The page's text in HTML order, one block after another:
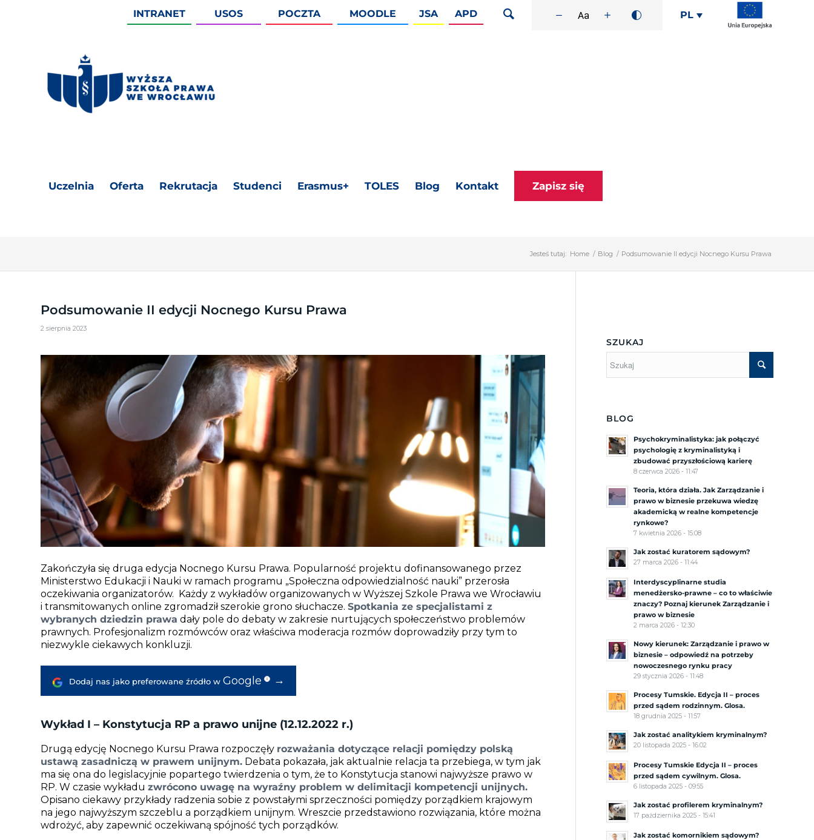
INTRANET USOS POCZTA MOODLE JSA APD PL
Uczelnia Oferta Rekrutacja Studenci Erasmus+ TOLES Blog Kontakt Zapisz się
Jesteś tutaj: Home / Blog / Podsumowanie II edycji Nocnego Kursu Prawa
Podsumowanie II edycji Nocnego Kursu Prawa
2 sierpnia 2023
Zakończyła się druga edycja Nocnego Kursu Prawa. Popularność projektu dofinansowanego przez
Ministerstwo Edukacji i Nauki w ramach programu „Społeczna odpowiedzialność nauki” przerosła
oczekiwania organizatorów. Każdy z wykładów organizowanych w Wyższej Szkole Prawa we Wrocławiu
i transmitowanych online zgromadził szerokie grono słuchacze. Spotkania ze specjalistami z
wybranych dziedzin prawa dały pole do debaty w zakresie nurtujących społeczeństwo problemów
prawnych. Profesjonalizm rozmówców oraz właściwa moderacja rozmów doprowadziły przy tym to
niezwykle ciekawych konkluzji.
Dodaj nas jako preferowane źródło w Google i →
Wykład I – Konstytucja RP a prawo unijne (12.12.2022 r.)
Drugą edycję Nocnego Kursu Prawa rozpoczęły rozważania dotyczące relacji pomiędzy polską
ustawą zasadniczą w prawem unijnym. Debata pokazała, jak aktualnie relacja ta przebiega, w tym jak
ma się ona do legislacyjnie popartego twierdzenia o tym, że to Konstytucja stanowi najwyższe prawo w
RP. W czasie wykładu zwrócono uwagę na wyraźny problem w delimitacji kompetencji unijnych.
Opisano ciekawy przykłady radzenia sobie z powstałymi sprzeczności pomiędzy porządkiem krajowym
na jego najwyższym szczeblu a porządkiem unijnym. Wreszcie przedstawiono rozwiązania, które można
wdrożyć, aby zapewnić oczekiwaną spójność tych porządków.
SZUKAJ
BLOG
Psychokryminalistyka: jak połączyć
psychologię z kryminalistyką i
zbudować przyszłościową karierę
8 czerwca 2026 - 11:47
Teoria, która działa. Jak Zarządzanie i
prawo w biznesie przekuwa wiedzę
akademicką w realne kompetencje
rynkowe?
7 kwietnia 2026 - 15:08
Jak zostać kuratorem sądowym?
27 marca 2026 - 11:44
Interdyscyplinarne studia
menedżersko-prawne – co to właściwie
znaczy? Poznaj kierunek Zarządzanie i
prawo w biznesie
2 marca 2026 - 12:30
Nowy kierunek: Zarządzanie i prawo w
biznesie – odpowiedź na potrzeby
nowoczesnego rynku pracy
29 stycznia 2026 - 11:48
Procesy Tumskie. Edycja II – proces
przed sądem rodzinnym. Glosa.
18 grudnia 2025 - 11:57
Jak zostać analitykiem kryminalnym?
20 listopada 2025 - 16:02
Procesy Tumskie Edycja II – proces
przed sądem cywilnym. Glosa.
6 listopada 2025 - 09:55
Jak zostać profilerem kryminalnym?
17 października 2025 - 15:41
Jak zostać komornikiem sądowym?